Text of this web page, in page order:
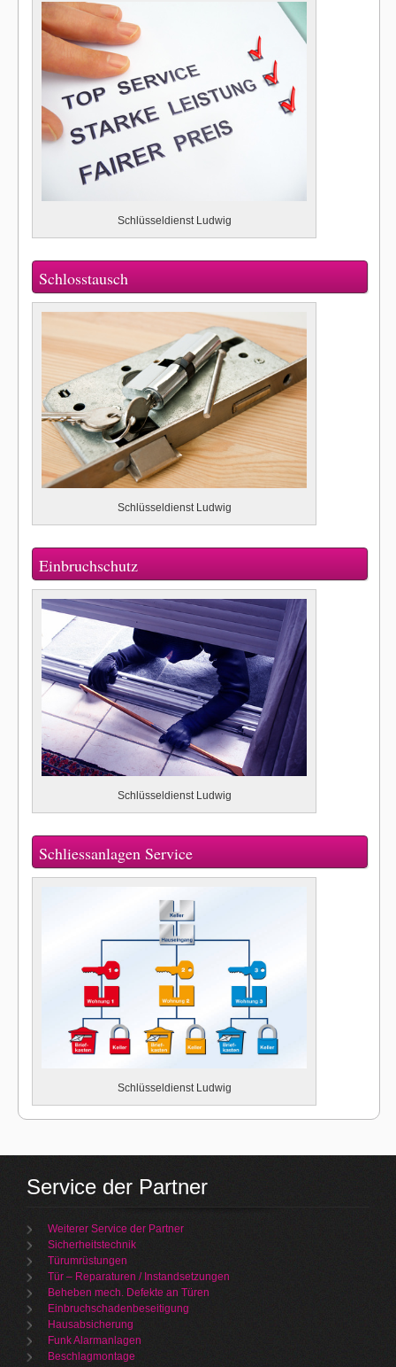
Schlüsseldienst Ludwig
Schlosstausch
Schlüsseldienst Ludwig
Einbruchschutz
Schlüsseldienst Ludwig
Schliessanlagen Service
Schlüsseldienst Ludwig
Service der Partner
Weiterer Service der Partner
Sicherheitstechnik
Türumrüstungen
Tür – Reparaturen / Instandsetzungen
Beheben mech. Defekte an Türen
Einbruchschadenbeseitigung
Hausabsicherung
Funk Alarmanlagen
Beschlagmontage